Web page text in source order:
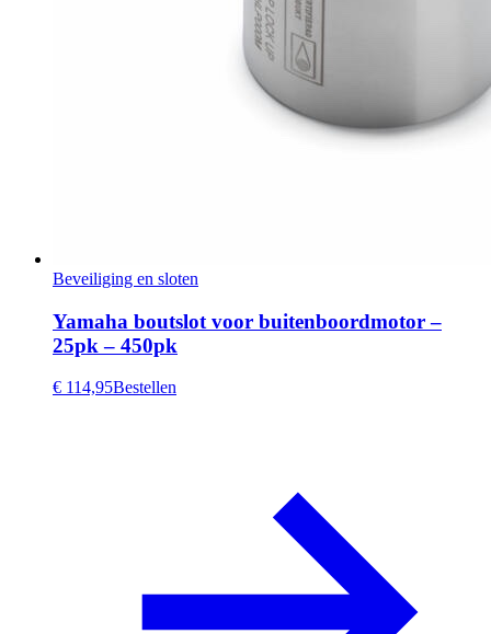
Beveiliging en sloten
Yamaha boutslot voor buitenboordmotor –
25pk – 450pk
€ 114,95Bestellen